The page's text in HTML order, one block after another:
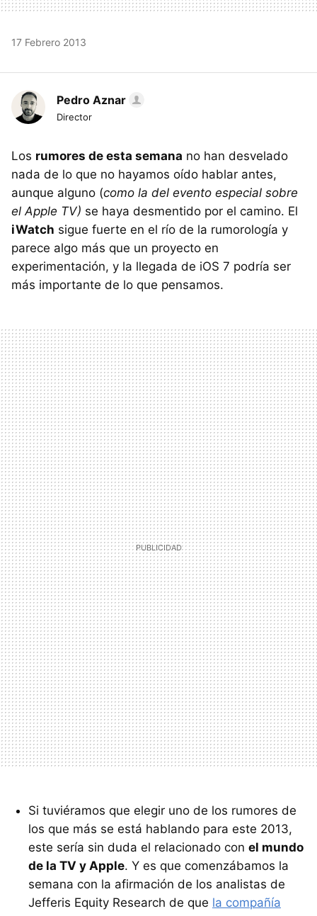
17 Febrero 2013
Pedro Aznar
Director
Los rumores de esta semana no han desvelado
nada de lo que no hayamos oído hablar antes,
aunque alguno (como la del evento especial sobre
el Apple TV) se haya desmentido por el camino. El
iWatch sigue fuerte en el río de la rumorología y
parece algo más que un proyecto en
experimentación, y la llegada de iOS 7 podría ser
más importante de lo que pensamos.
Si tuviéramos que elegir uno de los rumores de
los que más se está hablando para este 2013,
este sería sin duda el relacionado con el mundo
de la TV y Apple. Y es que comenzábamos la
semana con la afirmación de los analistas de
Jefferis Equity Research de que la compañía